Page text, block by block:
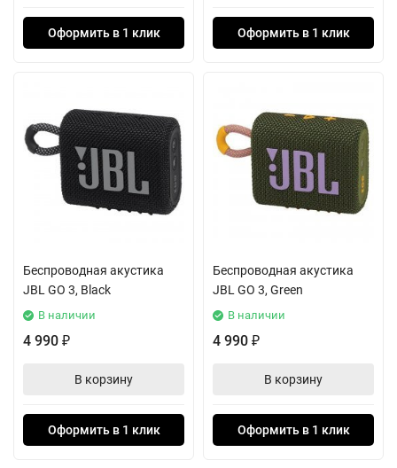
Оформить в 1 клик Оформить в 1 клик
Беспроводная акустика
JBL GO 3, Black
В наличии
4 990 ₽
В корзину
Оформить в 1 клик
Беспроводная акустика
JBL GO 3, Green
В наличии
4 990 ₽
В корзину
Оформить в 1 клик